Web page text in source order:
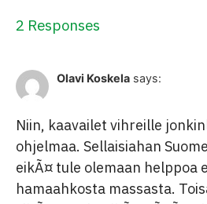
2 Responses
Olavi Koskela says:
Niin, kaavailet vihreille
ohjelmaa. Sellaisiahan
eikÃ¤ tule olemaan helppoa
hamaahkosta massasta.